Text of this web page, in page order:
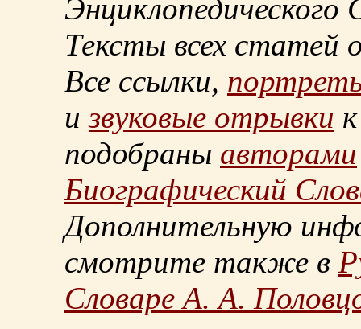
Энциклопедического
Тексты всех статей
Все ссылки,
извуковые отрывки
подобраны авторами
Биографический
Дополнительную
смотрите также в
Словаре А. А.